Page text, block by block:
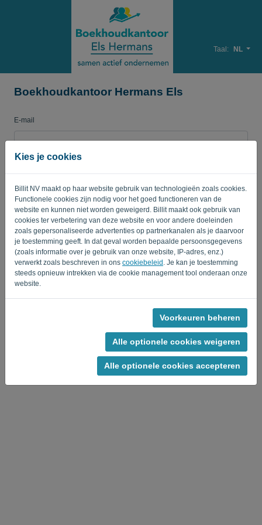
Kies je cookies
Billit NV maakt op haar website gebruik van technologieën zoals cookies.
Functionele cookies zijn nodig voor het goed functioneren van de
website en kunnen niet worden geweigerd. Billit maakt ook gebruik van
cookies ter verbetering van deze website en voor andere doeleinden
zoals gepersonaliseerde advertenties op partnerkanalen als je daarvoor
je toestemming geeft. In dat geval worden bepaalde persoonsgegevens
(zoals informatie over je gebruik van onze website, IP-adres, enz.)
verwerkt zoals beschreven in ons cookiebeleid . Je kan je toestemming
steeds opnieuw intrekken via de cookie management tool onderaan onze
website.
Voorkeuren beheren
Alle optionele cookies weigeren
Alle optionele cookies accepteren
Taal: NL
Boekhoudkantoor Hermans Els
E-mail
Wachtwoord
Herinner me Wachtwoord vergeten?
AANMELDEN